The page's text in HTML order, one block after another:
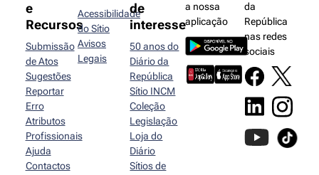
e
Recursos
Submissão
de Atos
Sugestões
Reportar
Erro
Atributos
Profissionais
Ajuda
Contactos
Acessibilidade
do Sítio
Avisos
Legais
de
interesse
50 anos do
Diário da
República
Sítio INCM
Coleção
Legislação
Loja do
Diário
Sítios de
a nossa
aplicação
da
República
nas redes
sociais